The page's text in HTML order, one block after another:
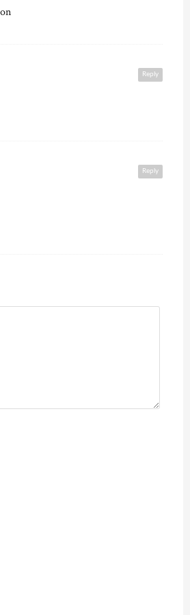
Reply
Reply